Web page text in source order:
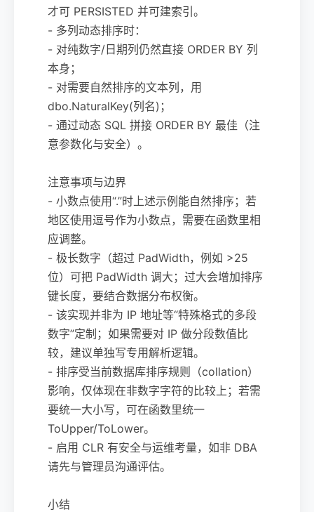
才可 PERSISTED 并可建索引。
- 多列动态排序时：
- 对纯数字/日期列仍然直接 ORDER BY 列
本身；
- 对需要自然排序的文本列，用
dbo.NaturalKey(列名)；
- 通过动态 SQL 拼接 ORDER BY 最佳（注
意参数化与安全）。
注意事项与边界
- 小数点使用“.”时上述示例能自然排序；若
地区使用逗号作为小数点，需要在函数里相
应调整。
- 极长数字（超过 PadWidth，例如 >25
位）可把 PadWidth 调大；过大会增加排序
键长度，要结合数据分布权衡。
- 该实现并非为 IP 地址等“特殊格式的多段
数字”定制；如果需要对 IP 做分段数值比
较，建议单独写专用解析逻辑。
- 排序受当前数据库排序规则（collation）
影响，仅体现在非数字字符的比较上；若需
要统一大小写，可在函数里统一
ToUpper/ToLower。
- 启用 CLR 有安全与运维考量，如非 DBA
请先与管理员沟通评估。
小结